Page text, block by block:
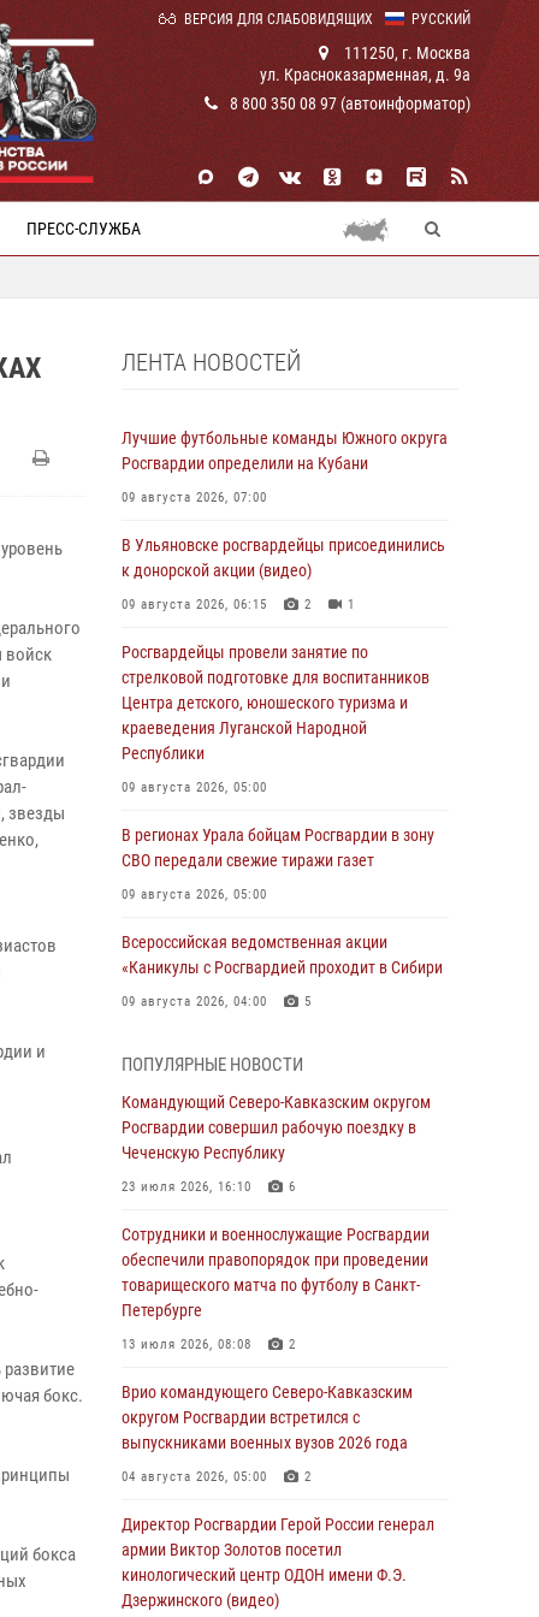
РУССКИЙ
ВЕРСИЯ ДЛЯ СЛАБОВИДЯЩИХ
111250, г. Москва
ул. Красноказарменная, д. 9а
8 800 350 08 97 (автоинформатор)
ПРЕСС-СЛУЖБА
войск
звезды
и
бокс.
бокса
ЛЕНТА НОВОСТЕЙ
Лучшие футбольные команды Южного округа
Росгвардии определили на Кубани
09 августа 2026, 07:00
В Ульяновске росгвардейцы присоединились
к донорской акции (видео)
09 августа 2026, 06:15 2 1
Росгвардейцы провели занятие по
стрелковой подготовке для воспитанников
Центра детского, юношеского туризма и
краеведения Луганской Народной
Республики
09 августа 2026, 05:00
В регионах Урала бойцам Росгвардии в зону
СВО передали свежие тиражи газет
09 августа 2026, 05:00
Всероссийская ведомственная акции
«Каникулы с Росгвардией проходит в Сибири
09 августа 2026, 04:00 5
занятие для детей на Поклонной горе в
Москве (видео)
08 августа 2026, 14:10 3 1
В ЛНР росгвардейцы провели тренировку по
спортивной школы
08 августа 2026, 13:00 1
Сотрудники Росгвардии присоединились к
утренней разминке у стен музея истории
08 августа 2026, 09:29 2
В Северо-Западном округе Росгвардии
продолжаются мероприятия в честь юбилея
08 августа 2026, 09:03 1
Росгвардейцы в ЛНР совершенствуют
навыки тактической медицины с учетом
ПОПУЛЯРНЫЕ НОВОСТИ
Командующий Северо-Кавказским округом
Росгвардии совершил рабочую поездку в
Чеченскую Республику
23 июля 2026, 16:10 6
Сотрудники и военнослужащие Росгвардии
обеспечили правопорядок при проведении
товарищеского матча по футболу в Санкт-
Петербурге
13 июля 2026, 08:08 2
Врио командующего Северо-Кавказским
округом Росгвардии встретился с
выпускниками военных вузов 2026 года
04 августа 2026, 05:00 2
Директор Росгвардии Герой России генерал
армии Виктор Золотов посетил
кинологический центр ОДОН имени Ф.Э.
Дзержинского (видео)